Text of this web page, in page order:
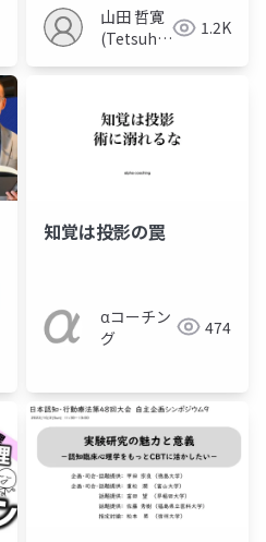
山田 哲寛
(Tetsuhiro
1.2K
知覚は投影の罠
αコーチン
グ
474